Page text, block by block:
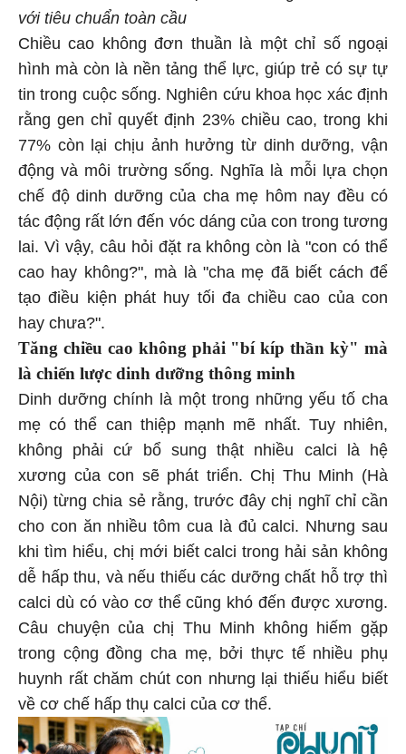
với tiêu chuẩn toàn cầu
Chiều cao không đơn thuần là một chỉ số ngoại
hình mà còn là nền tảng thể lực, giúp trẻ có sự tự
tin trong cuộc sống. Nghiên cứu khoa học xác định
rằng gen chỉ quyết định 23% chiều cao, trong khi
77% còn lại chịu ảnh hưởng từ dinh dưỡng, vận
động và môi trường sống. Nghĩa là mỗi lựa chọn
chế độ dinh dưỡng của cha mẹ hôm nay đều có
tác động rất lớn đến vóc dáng của con trong tương
lai. Vì vậy, câu hỏi đặt ra không còn là "con có thể
cao hay không?", mà là "cha mẹ đã biết cách để
tạo điều kiện phát huy tối đa chiều cao của con
hay chưa?".
Tăng chiều cao không phải "bí kíp thần kỳ" mà
là chiến lược dinh dưỡng thông minh
Dinh dưỡng chính là một trong những yếu tố cha
mẹ có thể can thiệp mạnh mẽ nhất. Tuy nhiên,
không phải cứ bổ sung thật nhiều calci là hệ
xương của con sẽ phát triển. Chị Thu Minh (Hà
Nội) từng chia sẻ rằng, trước đây chị nghĩ chỉ cần
cho con ăn nhiều tôm cua là đủ calci. Nhưng sau
khi tìm hiểu, chị mới biết calci trong hải sản không
dễ hấp thu, và nếu thiếu các dưỡng chất hỗ trợ thì
calci dù có vào cơ thể cũng khó đến được xương.
Câu chuyện của chị Thu Minh không hiếm gặp
trong cộng đồng cha mẹ, bởi thực tế nhiều phụ
huynh rất chăm chút con nhưng lại thiếu hiểu biết
về cơ chế hấp thụ calci của cơ thể.